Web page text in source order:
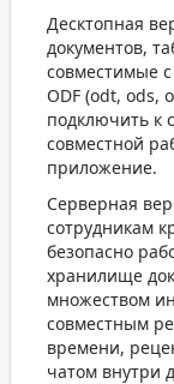
Десктопная
документов,
совместимые
ODF (odt,
подключить к
совместной
приложение.
Серверная
сотрудникам
безопасно
хранилище
множеством
совместным
времени,
чатом внутри